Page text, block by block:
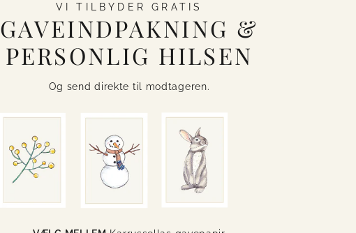
VI TILBYDER GRATIS
GAVEINDPAKNING &
PERSONLIG HILSEN
Og send direkte til modtageren.